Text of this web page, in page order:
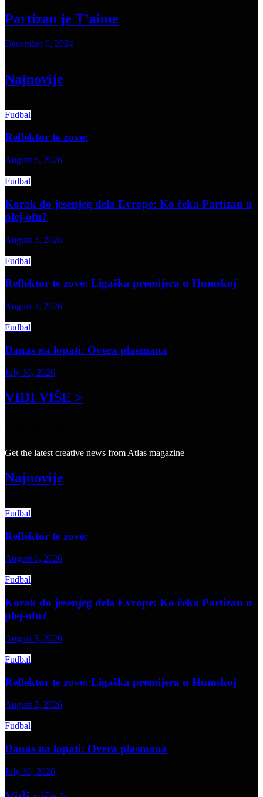
Partizan je T’aime
December 6, 2024
Najnovije
Fudbal
Reflektor te zove:
August 6, 2026
Fudbal
Korak do jesenjeg dela Evrope: Ko čeka Partizan u
plej-ofu?
August 3, 2026
Fudbal
Reflektor te zove: Ligaška premijera u Humskoj
August 2, 2026
Fudbal
Danas na lopati: Overa plasmana
July 30, 2026
VIDI VIŠE >
Get the latest creative news from Atlas magazine
Najnovije
Fudbal
Reflektor te zove:
August 6, 2026
Fudbal
Korak do jesenjeg dela Evrope: Ko čeka Partizan u
plej-ofu?
August 3, 2026
Fudbal
Reflektor te zove: Ligaška premijera u Humskoj
August 2, 2026
Fudbal
Danas na lopati: Overa plasmana
July 30, 2026